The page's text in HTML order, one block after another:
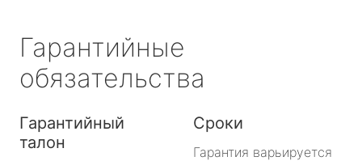
Гарантийные
обязательства
Гарантийный
талон
Сроки
Гарантия варьируется